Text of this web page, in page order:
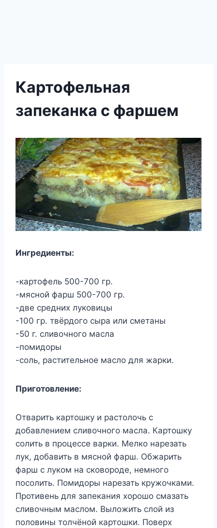
Картофельная
запеканка с фаршем
Ингредиенты:
-картофель 500-700 гр.
-мясной фарш 500-700 гр.
-две средних луковицы
-100 гр. твёрдого сыра или сметаны
-50 г. сливочного масла
-помидоры
-соль, растительное масло для жарки.
Приготовление:
Отварить картошку и растолочь с
добавлением сливочного масла. Картошку
солить в процессе варки. Мелко нарезать
лук, добавить в мясной фарш. Обжарить
фарш с луком на сковороде, немного
посолить. Помидоры нарезать кружочками.
Противень для запекания хорошо смазать
сливочным маслом. Выложить слой из
половины толчёной картошки. Поверх